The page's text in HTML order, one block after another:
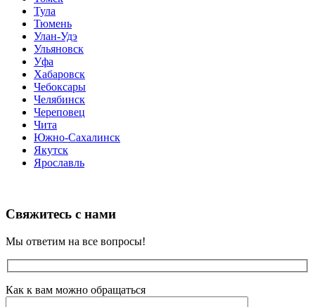
Тула
Тюмень
Улан-Удэ
Ульяновск
Уфа
Хабаровск
Чебоксары
Челябинск
Череповец
Чита
Южно-Сахалинск
Якутск
Ярославль
Свяжитесь с нами
Мы ответим на все вопросы!
Как к вам можно обращаться